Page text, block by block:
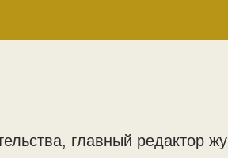
главный редактор